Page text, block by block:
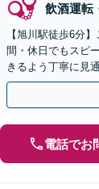
飲酒運転
【旭川駅徒歩6分
間・休日でもスピ
きるよう丁寧に見
出頭などのご相談
電話でお